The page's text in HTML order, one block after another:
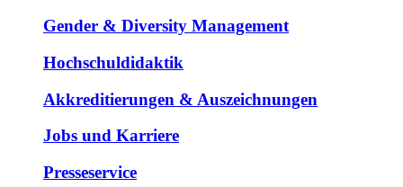
Gender & Diversity Management
Hochschuldidaktik
Akkreditierungen & Auszeichnungen
Jobs und Karriere
Presseservice